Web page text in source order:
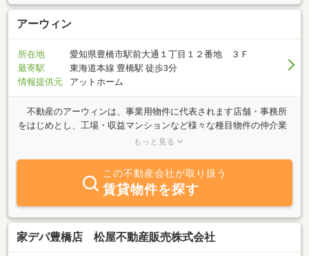
アーウィン
所在地
愛知県豊橋市駅前大通１丁目１２番地 ３Ｆ
最寄駅
東海道本線 豊橋駅 徒歩3分
情報提供元
アットホーム
不動産のアーウィンは、事業用物件に代表されます店舗・事務所
をはじめとし、工場・収益マンションなど様々な種目物件の仲介業
務を専門的に取扱わせて頂いております。情報提供エリアは、豊橋
っております。情報提供と同時に経営相談・税務相談・開業相談を
含め、お客様が求められる情報は何か、どのようなお手伝いをさせ
て頂いたら喜んで頂けるかを日頃より考え追求させて頂いておりま
す。アーウィン＝（Ａｃｔｉｖｅ Ａｃｔｉｏｎ ＷＩＮ＝積極的
な 行動で お客様を勝組に導く）社名を社訓とし、皆様に喜ばれるご
縁作りのお手伝いをさせて頂けることは、当社の最大の喜びであり
ます。
もっと見る
この不動産会社が取り扱う
賃貸物件を探す
家デパ豊橋店 松屋不動産販売株式会社